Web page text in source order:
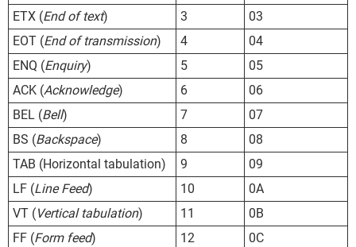
ETX (End of text) 3
03
EOT (End of transmission) 4
04
ENQ (Enquiry) 5
05
ACK (Acknowledge) 6
06
BEL (Bell) 7
07
BS (Backspace) 8
08
TAB (Horizontal tabulation)
9
09
LF (Line Feed) 10
0A
VT (Vertical tabulation) 11
0B
FF (Form feed) 12
0C